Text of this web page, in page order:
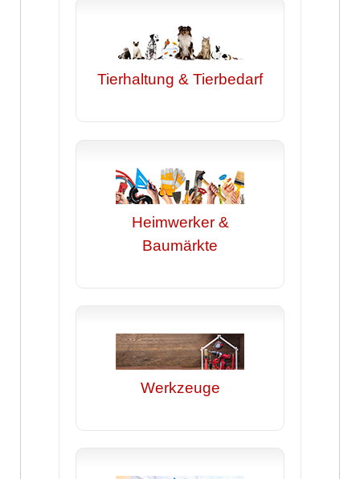
Tierhaltung & Tierbedarf
Heimwerker &
Baumärkte
Werkzeuge